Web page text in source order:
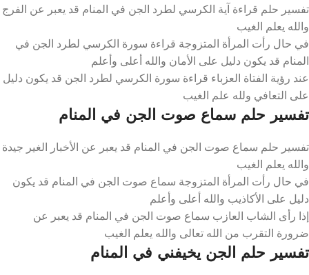
تفسير حلم قراءة آية الكرسي لطرد الجن في المنام قد يعبر عن الفرج
والله يعلم الغيب
في حال رأت المرأة المتزوجة قراءة سورة الكرسي لطرد الجن في
المنام قد يكون دليل على الأمان والله أعلى وأعلم
عند رؤية الفتاة العزباء قراءة سورة الكرسي لطرد الجن قد يكون دليل
على التعافي ولله علم الغيب
تفسير حلم سماع صوت الجن في المنام
تفسير حلم سماع صوت الجن في المنام قد يعبر عن الأخبار الغير جيدة
والله يعلم الغيب
في حال رأت المرأة المتزوجة سماع صوت الجن في المنام قد يكون
دليل على الأكاذيب والله أعلى وأعلم
إذا رأى الشاب العازب سماع صوت الجن في المنام قد يعبر عن
ضرورة التقرب من الله تعالى والله يعلم الغيب
تفسير حلم الجن يخيفني في المنام